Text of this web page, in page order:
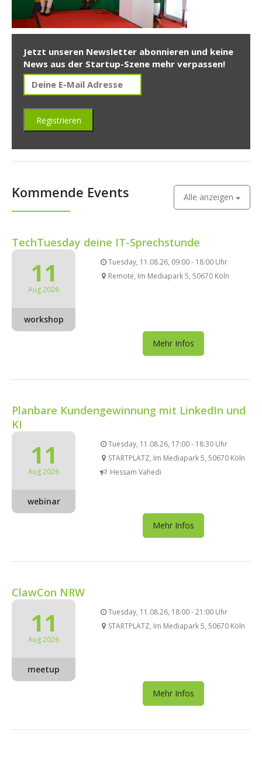
Jetzt unseren Newsletter abonnieren und keine
News aus der Startup-Szene mehr verpassen!
Kommende Events Alle anzeigen
TechTuesday deine IT-Sprechstunde
11
Aug 2026
workshop
Tuesday, 11.08.26, 09:00 - 18:00 Uhr
Remote, Im Mediapark 5, 50670 Köln
Mehr Infos
Planbare Kundengewinnung mit LinkedIn und
KI
11
Aug 2026
webinar
Tuesday, 11.08.26, 17:00 - 18:30 Uhr
STARTPLATZ, Im Mediapark 5, 50670 Köln
Hessam Vahedi
Mehr Infos
ClawCon NRW
11
Aug 2026
meetup
Tuesday, 11.08.26, 18:00 - 21:00 Uhr
STARTPLATZ, Im Mediapark 5, 50670 Köln
Mehr Infos